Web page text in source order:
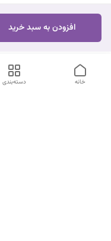
افزودن به سبد خرید
دسته‌بندی خانه